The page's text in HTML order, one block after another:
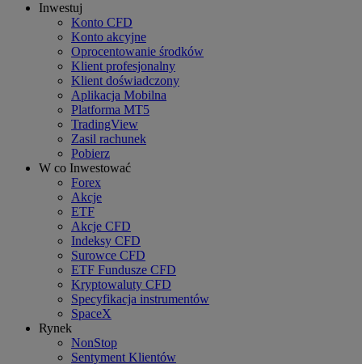
Inwestuj
Konto CFD
Konto akcyjne
Oprocentowanie środków
Klient profesjonalny
Klient doświadczony
Aplikacja Mobilna
Platforma MT5
TradingView
Zasil rachunek
Pobierz
W co Inwestować
Forex
Akcje
ETF
Akcje CFD
Indeksy CFD
Surowce CFD
ETF Fundusze CFD
Kryptowaluty CFD
Specyfikacja instrumentów
SpaceX
Rynek
NonStop
Sentyment Klientów